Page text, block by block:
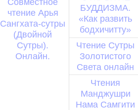
чтение Арья
Сангхата-сутры
(Двойной
Сутры).
Онлайн.
БУДДИЗМА.
«Как развить
бодхичитту»
Чтение Сутры
Золотистого
Света онлайн
Чтения
Манджушри
Нама Самгити